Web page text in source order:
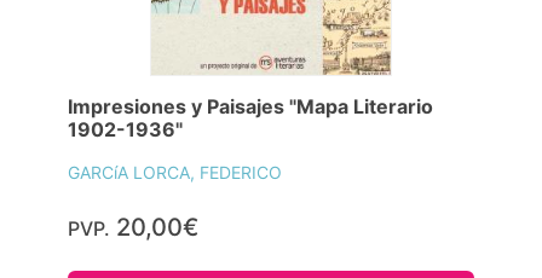
Impresiones y Paisajes "Mapa Literario
1902-1936"
GARCíA LORCA, FEDERICO
PVP. 20,00€